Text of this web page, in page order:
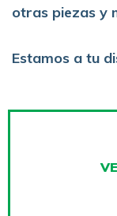
otras piezas y
Estamos a tu